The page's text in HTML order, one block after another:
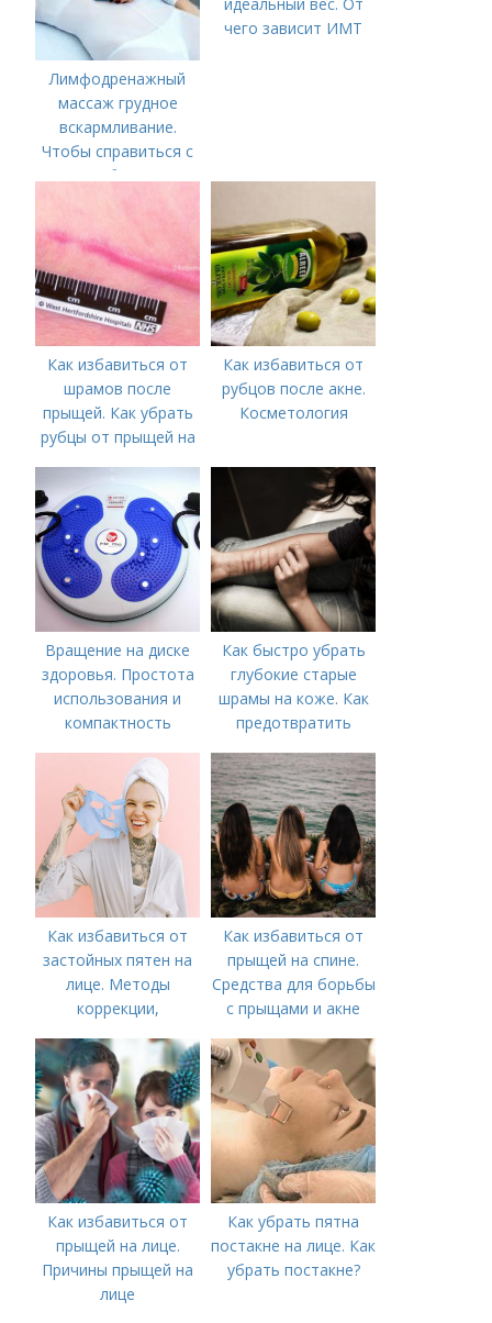
Лимфодренажный
массаж грудное
вскармливание.
Чтобы справиться с
нагрубанием,
необходимо
следующие действия:
чего зависит ИМТ
Как избавиться от
шрамов после
прыщей. Как убрать
рубцы от прыщей на
Как избавиться от
рубцов после акне.
Косметология
Вращение на диске
здоровья. Простота
использования и
компактность
Как быстро убрать
глубокие старые
шрамы на коже. Как
предотвратить
Как избавиться от
застойных пятен на
лице. Методы
коррекции,
акне и удаления
рубцов и шрамов
постакне
Как избавиться от
прыщей на спине.
Средства для борьбы
с прыщами и акне
Как избавиться от
прыщей на лице.
Причины прыщей на
лице
Как убрать пятна
постакне на лице. Как
убрать постакне?